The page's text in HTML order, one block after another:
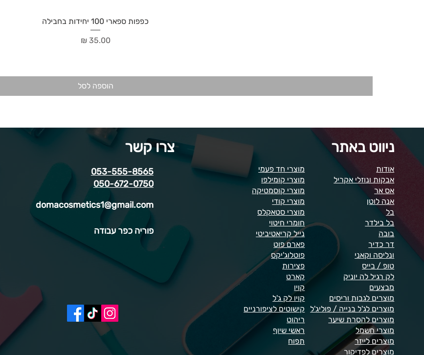
כפפות ספארי 100 יחידות בחבילה
מחיר‏35.00 ‏₪
הוספה לסל
צרו קשר
053-555-8565
050-672-0750
domacosmetics1@gmail.com
פוריה כפר עבודה
ניווט באתר
מוצרי חד פעמי
מוצרי קומילפו
מוצרי קוסמטיקה
מוצרי קודי
מוצרי סטאקלס
חומרי חיטוי
נייל קריאטיביטי
פארם פוט
פוטלוג'יקס
פצירות
קארט
קויו
קויו לק ג'ל
קישוטים לציפורניים
ריהוט
ראשי שיוף
תפוח
אודות
אבקות ונוזלי אקריל
אס אר
אנה לוטן
בל
בל בילדר
בובה
דר כדיר
ונליסה וקאני
טופ / בייס
לק רגיל לה יוניק
מבצעים
מוצרים לגבות וריסים
מוצרים לג'ל בנייה / פוליג'ל
מוצרים להסרת שיער
מוצרי חשמל
מוצרים לייזר
מוצרים לפדיקור